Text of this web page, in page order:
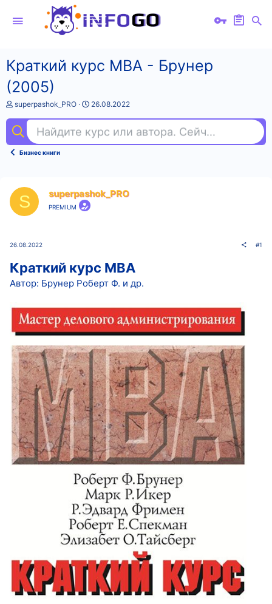
Краткий курс MBA - Брунер
(2005)
А
т
о
т
superpashok_PRO
Д
а
н
а
26.08.2022
Найдите курс или автора. Сейчас ищут
Бизнес книги
S superpashok_PRO
PREMIUM
26.08.2022 #1
Краткий курс MBA
Автор: Брунер Роберт Ф. и др.